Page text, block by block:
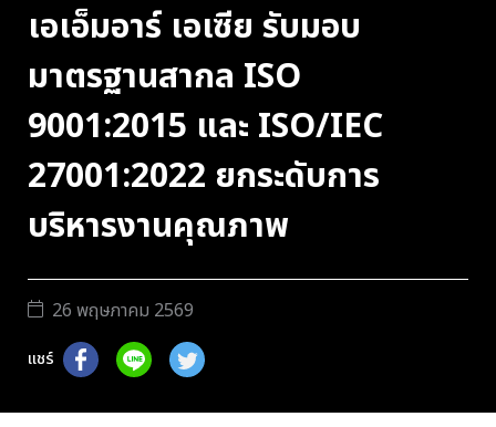
เอเอ็มอาร์ เอเซีย รับมอบ
มาตรฐานสากล ISO
9001:2015 และ ISO/IEC
27001:2022 ยกระดับการ
บริหารงานคุณภาพ
26 พฤษภาคม 2569
แชร์